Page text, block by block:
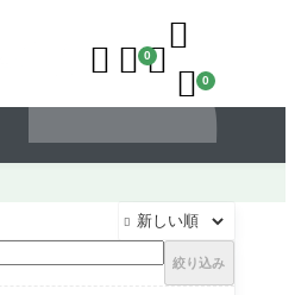
  0

 0

絞り込み